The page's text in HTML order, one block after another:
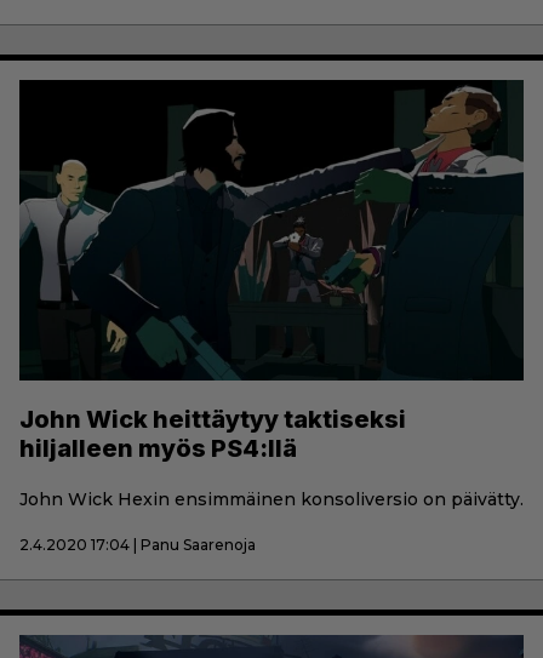
John Wick heittäytyy taktiseksi
hiljalleen myös PS4:llä
John Wick Hexin ensimmäinen konsoliversio on päivätty.
2.4.2020 17:04 | Panu Saarenoja